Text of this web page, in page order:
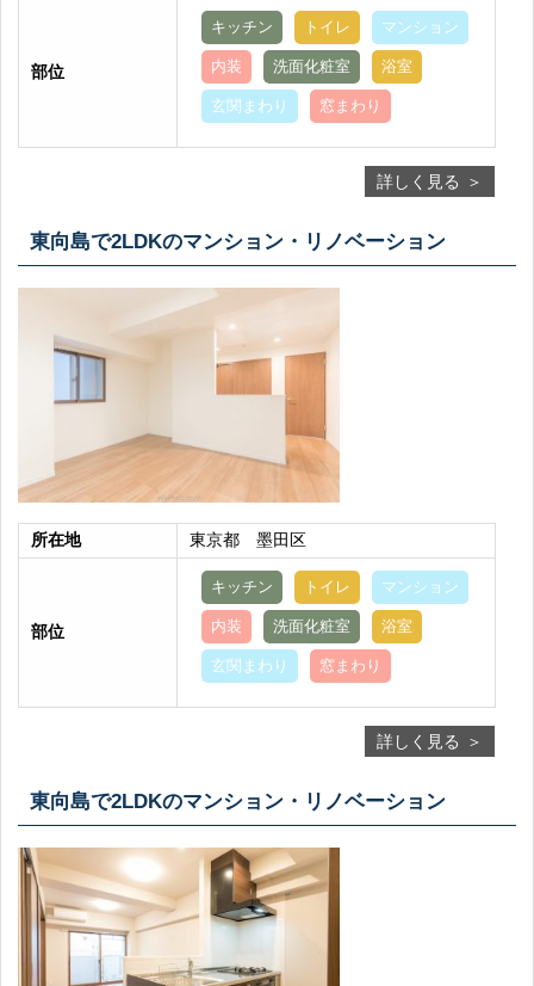
部位
キッチン トイレ マンション
内装 洗面化粧室 浴室
玄関まわり 窓まわり
詳しく見る
東向島で2LDKのマンション・リノベーション
所在地 東京都 墨田区
部位
キッチン トイレ マンション
内装 洗面化粧室 浴室
玄関まわり 窓まわり
詳しく見る
東向島で2LDKのマンション・リノベーション